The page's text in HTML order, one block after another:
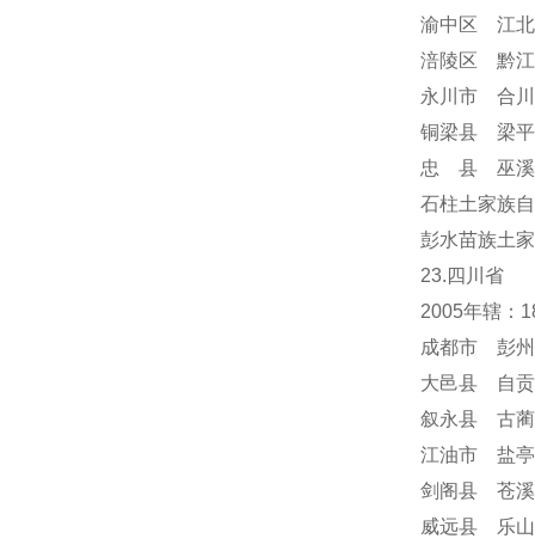
渝中区 江
涪陵区 黔
永川市 合
铜梁县 梁
忠 县 巫溪
石柱土家族
彭水苗族土
23.四川省
2005年辖：
成都市 彭
大邑县 自
叙永县 古
江油市 盐
剑阁县 苍
威远县 乐